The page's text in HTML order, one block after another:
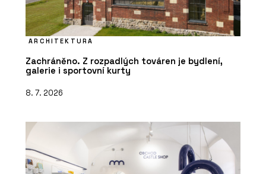
ARCHITEKTURA
Zachráněno. Z rozpadlých továren je bydlení,
galerie i sportovní kurty
8. 7. 2026